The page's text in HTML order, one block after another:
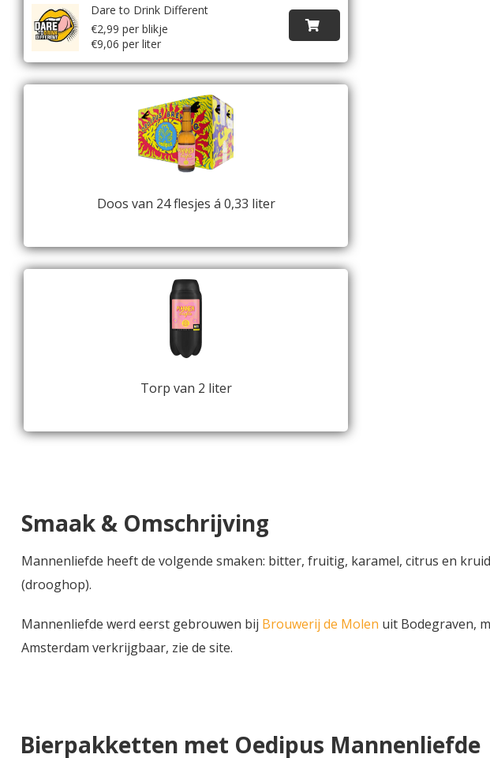
Dare to Drink Different
€2,99 per blikje
€9,06 per liter
Doos van 24 flesjes á 0,33 liter
Torp van 2 liter
Smaak & Omschrijving
Mannenliefde heeft de volgende smaken: bitter, fruitig, karamel, citrus en
(drooghop).
Mannenliefde werd eerst gebrouwen bij Brouwerij de Molen uit Bodegraven,
Amsterdam verkrijgbaar, zie de site.
Bierpakketten met Oedipus Mannenliefde